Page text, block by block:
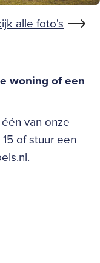
alle foto's
woning of een
van onze
of stuur een
.